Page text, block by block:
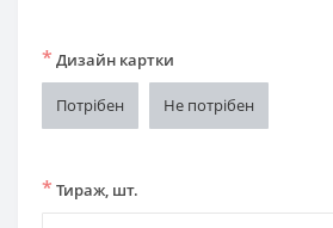
* Дизайн картки
Потрібен Не потрібен
* Тираж, шт.